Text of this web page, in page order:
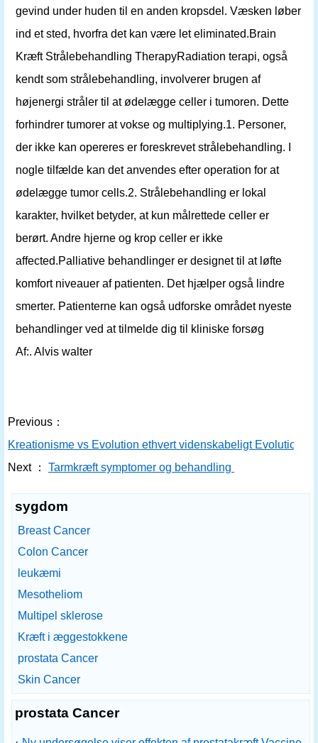
gevind under huden til en anden kropsdel. Væsken løber
ind et sted, hvorfra det kan være let eliminated.Brain
Kræft Strålebehandling TherapyRadiation terapi, også
kendt som strålebehandling, involverer brugen af ​​
højenergi stråler til at ødelægge celler i tumoren. Dette
forhindrer tumorer at vokse og multiplying.1. Personer,
der ikke kan opereres er foreskrevet strålebehandling. I
nogle tilfælde kan det anvendes efter operation for at
ødelægge tumor cells.2. Strålebehandling er lokal
karakter, hvilket betyder, at kun målrettede celler er
berørt. Andre hjerne og krop celler er ikke
affected.Palliative behandlinger er designet til at løfte
komfort niveauer af patienten. Det hjælper også lindre
smerter. Patienterne kan også udforske området nyeste
behandlinger ved at tilmelde dig til kliniske forsøg
Af:. Alvis walter
Previous：
Kreationisme vs Evolution ethvert videnskabeligt Evolution
Next ：
Tarmkræft symptomer og behandling
sygdom
Breast Cancer
Colon Cancer
leukæmi
Mesotheliom
Multipel sklerose
Kræft i æggestokkene
prostata Cancer
Skin Cancer
prostata Cancer